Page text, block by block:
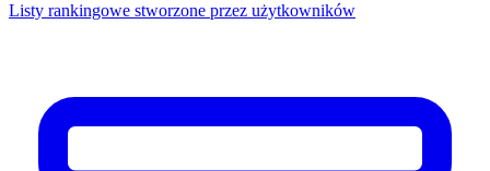
Listy rankingowe stworzone przez użytkowników